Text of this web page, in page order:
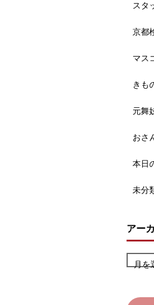
スタ
京都
マス
きも
元舞
おさ
本日
未分
アー
月を